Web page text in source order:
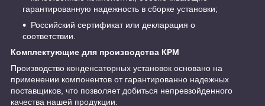
гарантированную надежность в сборке установки;
Российский сертификат или декларация о
соответствии.
Комплектующие для производства КРМ
Производство конденсаторных установок основано на
применении компонентов от гарантированно надежных
поставщиков, что позволяет добиться непревзойденного
качества нашей продукции.